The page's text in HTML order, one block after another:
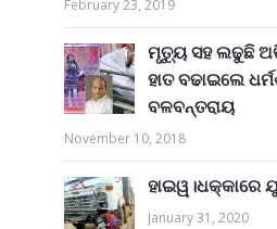
February 23, 2019
ମୃତ୍ୟୁ ସହ ଲଢୁଛି
ହାତ ବଢାଇଲେ
ବଳବନ୍ତରାୟ
November 10, 2018
ହାଇୱ।ଧକ୍କାରେ
January 31, 2020